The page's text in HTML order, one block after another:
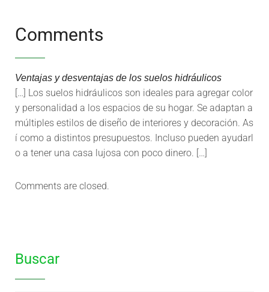
Comments
Ventajas y desventajas de los suelos hidráulicos
[…] Los suelos hidráulicos son ideales para agregar color
y personalidad a los espacios de su hogar. Se adaptan a
múltiples estilos de diseño de interiores y decoración. As
í como a distintos presupuestos. Incluso pueden ayudarl
o a tener una casa lujosa con poco dinero. […]
Comments are closed.
Buscar